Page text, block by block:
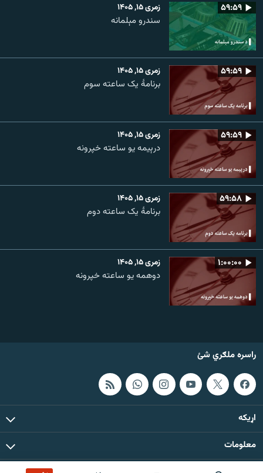
۵۹:۵۹ زمری ۱۵, ۱۴۰۵
سندرو مېلمانه
۵۹:۵۹ زمری ۱۵, ۱۴۰۵
برنامۀ یک ساعته سوم
۵۹:۵۹ زمری ۱۵, ۱۴۰۵
درېیمه یو ساعته خپرونه
۵۹:۵۸ زمری ۱۵, ۱۴۰۵
برنامۀ یک ساعته دوم
۱:۰۰:۰۰ زمری ۱۵, ۱۴۰۵
دوهمه یو ساعته خپرونه
راسره ملګري شئ
اړيکه
معلومات